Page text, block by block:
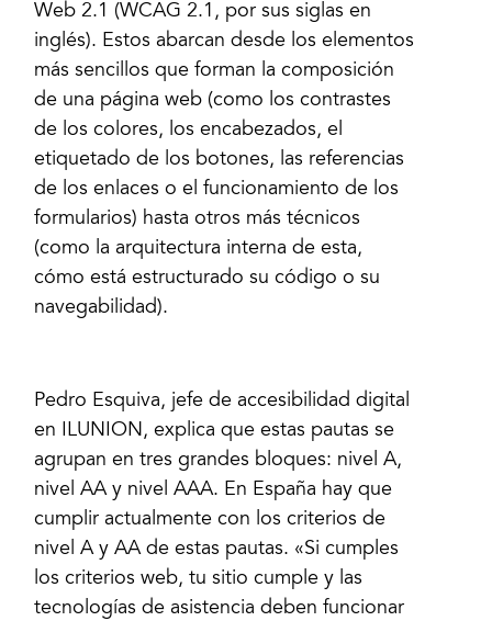
Web 2.1 (WCAG 2.1, por sus siglas en
inglés). Estos abarcan desde los elementos
más sencillos que forman la composición
de una página web (como los contrastes
de los colores, los encabezados, el
etiquetado de los botones, las referencias
de los enlaces o el funcionamiento de los
formularios) hasta otros más técnicos
(como la arquitectura interna de esta,
cómo está estructurado su código o su
navegabilidad).
Pedro Esquiva, jefe de accesibilidad digital
en ILUNION, explica que estas pautas se
agrupan en tres grandes bloques: nivel A,
nivel AA y nivel AAA. En España hay que
cumplir actualmente con los criterios de
nivel A y AA de estas pautas. «Si cumples
los criterios web, tu sitio cumple y las
tecnologías de asistencia deben funcionar